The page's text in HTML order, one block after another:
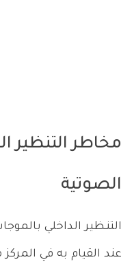
مخاطر التنظير
الصوتية
التنـظير الداخلي
عند القيام به في